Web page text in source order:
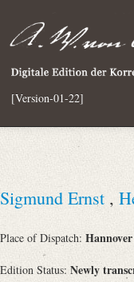
[Version-01-22]
Sigmund Ernst ,
Place of Dispatch: Hannover
Edition Status: Newly